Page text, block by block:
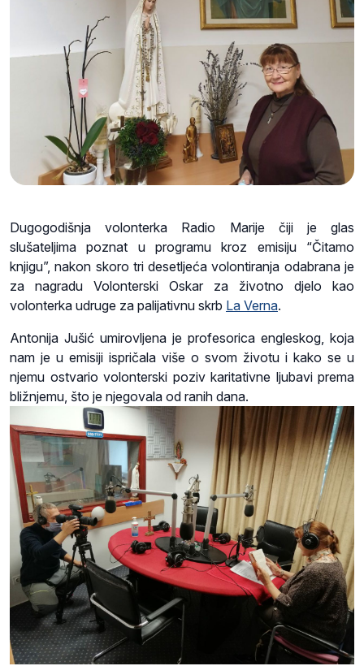
Dugogodišnja volonterka Radio Marije čiji je glas
slušateljima poznat u programu kroz emisiju “Čitamo
knjigu”, nakon skoro tri desetljeća volontiranja odabrana je
za nagradu Volonterski Oskar za životno djelo kao
volonterka udruge za palijativnu skrb La Verna.
Antonija Jušić umirovljena je profesorica engleskog, koja
nam je u emisiji ispričala više o svom životu i kako se u
njemu ostvario volonterski poziv karitativne ljubavi prema
bližnjemu, što je njegovala od ranih dana.